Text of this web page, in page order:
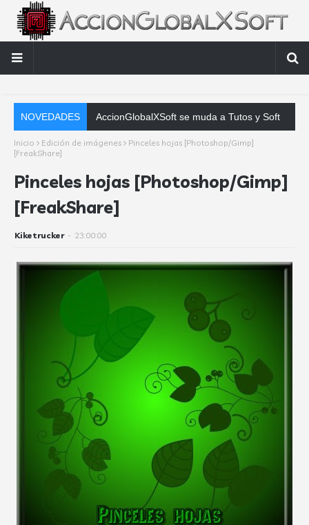
NOVEDADES AccionGlobalXSoft se muda a Tutos y Soft
Inicio Edición de imágenes
Pinceles hojas [Photoshop/Gimp]
[FreakShare]
Pinceles hojas [Photoshop/Gimp]
[FreakShare]
Kiketrucker - 23:00:00